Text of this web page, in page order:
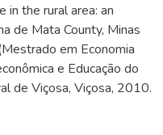
in the rural area: an
de Mata County, Minas
em Economia
e Educação do
de Viçosa, Viçosa, 2010.